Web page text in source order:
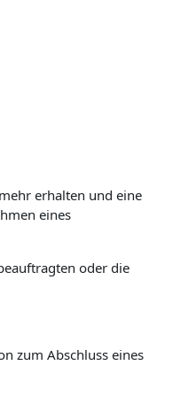
erhalten und eine
eines
oder die
zum Abschluss eines